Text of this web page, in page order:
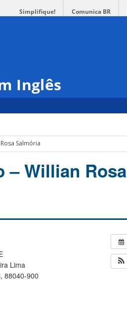
Simplifique! Comunica BR
Inglês
Salmória
– Willian Rosa
Lima
88040-900